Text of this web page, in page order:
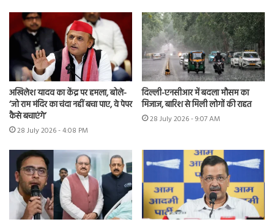
अखिलेश यादव का केंद्र पर हमला, बोले-
‘जो राम मंदिर का चंदा नहीं बचा पाए, वे पेपर
कैसे बचाएंगे’
28 July 2026 - 4:08 PM
दिल्ली-एनसीआर में बदला मौसम का
मिजाज, बारिश से मिली लोगों की राहत
28 July 2026 - 9:07 AM